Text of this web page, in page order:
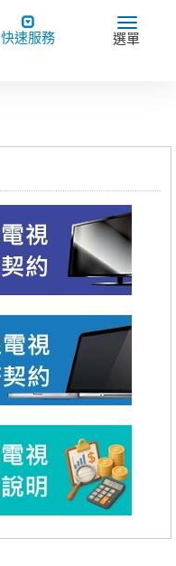
Toggle
navigation
快速服務
Toggle
選單